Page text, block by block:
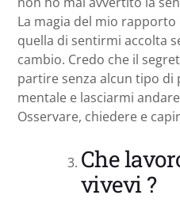
La magia del mio
quella di sentirmi accolta
cambio. Credo che il
partire senza alcun tipo
mentale e lasciarmi
Osservare, chiedere e
Che
vivevi ?